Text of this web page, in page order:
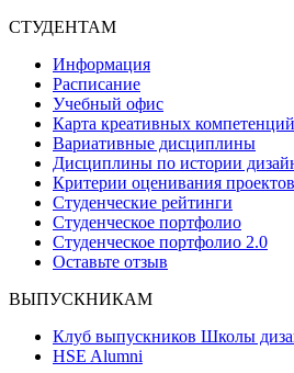
СТУДЕНТАМ
Информация
Расписание
Учебный офис
Карта креативных компетенций
Вариативные дисциплины
Дисциплины по истории
Критерии оценивания проектов
Студенческие рейтинги
Студенческое портфолио
Студенческое портфолио 2.0
Оставьте отзыв
ВЫПУСКНИКАМ
Клуб выпускников Школы
HSE Alumni